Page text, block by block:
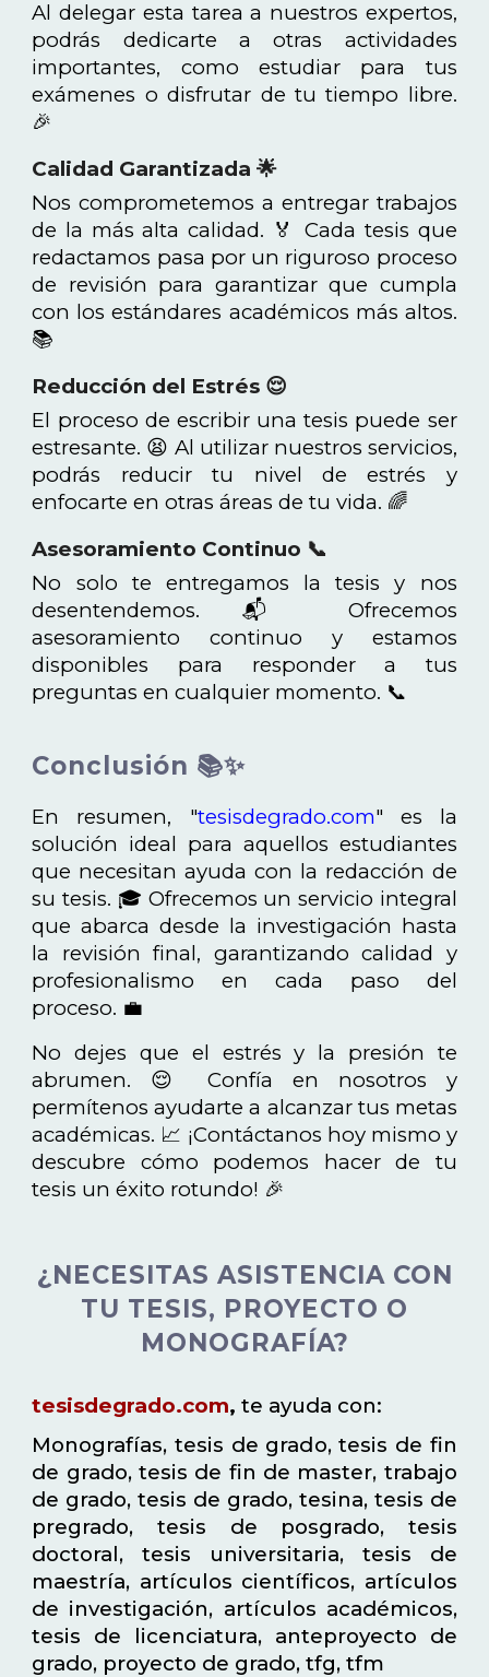
Al delegar esta tarea a nuestros expertos,
podrás dedicarte a otras actividades
importantes, como estudiar para tus
exámenes o disfrutar de tu tiempo libre.
🎉
Calidad Garantizada 🌟
Nos comprometemos a entregar trabajos
de la más alta calidad. 🏅 Cada tesis que
redactamos pasa por un riguroso proceso
de revisión para garantizar que cumpla
con los estándares académicos más altos.
📚
Reducción del Estrés 😌
El proceso de escribir una tesis puede ser
estresante. 😫 Al utilizar nuestros servicios,
podrás reducir tu nivel de estrés y
enfocarte en otras áreas de tu vida. 🌈
Asesoramiento Continuo 📞
No solo te entregamos la tesis y nos
desentendemos. 📬 Ofrecemos
asesoramiento continuo y estamos
disponibles para responder a tus
preguntas en cualquier momento. 📞
Conclusión 📚✨
En resumen, "tesisdegrado.com" es la
solución ideal para aquellos estudiantes
que necesitan ayuda con la redacción de
su tesis. 🎓 Ofrecemos un servicio integral
que abarca desde la investigación hasta
la revisión final, garantizando calidad y
profesionalismo en cada paso del
proceso. 💼
No dejes que el estrés y la presión te
abrumen. 😌 Confía en nosotros y
permítenos ayudarte a alcanzar tus metas
académicas. 📈 ¡Contáctanos hoy mismo y
descubre cómo podemos hacer de tu
tesis un éxito rotundo! 🎉
¿NECESITAS ASISTENCIA CON
TU TESIS, PROYECTO O
MONOGRAFÍA?
tesisdegrado.com, te ayuda con:
Monografías, tesis de grado, tesis de fin
de grado, tesis de fin de master, trabajo
de grado, tesis de grado, tesina, tesis de
pregrado, tesis de posgrado, tesis
doctoral, tesis universitaria, tesis de
maestría, artículos científicos, artículos
de investigación, artículos académicos,
tesis de licenciatura, anteproyecto de
grado, proyecto de grado, tfg, tfm